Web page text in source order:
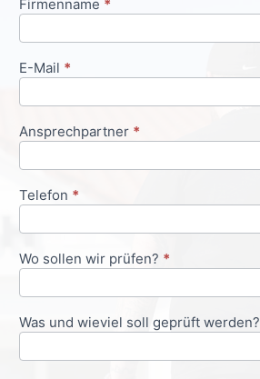
Anfrageformular
Firmenname *
E-Mail *
Ansprechpartner *
Telefon *
Wo sollen wir prüfen? *
Was und wieviel soll geprüft werden?